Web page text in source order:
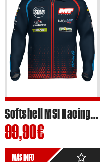
Softshell MSI Racing Team Moto3 2025 Replica
99,90€
MÁS INFO